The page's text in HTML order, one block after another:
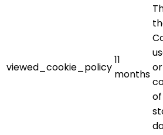
viewed_cookie_policy
11
months